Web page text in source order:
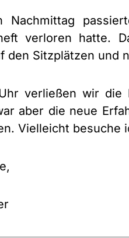
Nachmittag
verloren hatte.
den Sitzplätzen und
verließen wir die
aber die neue
Vielleicht besuche